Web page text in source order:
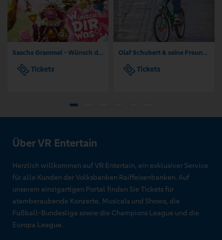
Sascha Grammel - Wünsch dir was
Tickets
Olaf Schubert & seine Freunde - Jetzt oder now!
Tickets
Über VR Entertain
Herzlich willkommen auf VR Entertain, ein exklusiver Service
für alle Kunden der Volksbanken Raiffeisenbanken. Auf
unserem einzigartigen Portal finden Sie Tickets für
atemberaubende Konzerte, Musicals und Shows, die
Fußball-Bundesliga sowie die Champions League und die
Europa League.